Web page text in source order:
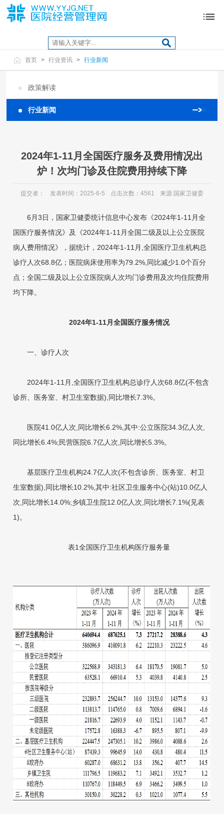
首页 > 行业资讯 > 行业新闻
政策解读
行业新闻
2024年1-11月全国医疗服务及费用情况出
炉！次均门诊及住院费用持续下降
提交者： 发表时间：2025-6-5 点击次数：4561 来源:国家卫健委
6月3日，国家卫健委统计信息中心发布《2024年1-11月全
国医疗服务情况》及《2024年1-11月全国二级及以上公立医院
病人费用情况》，据统计，2024年1-11月,全国医疗卫生机构总
诊疗人次68.8亿；医院病床使用率为79.2%,同比减少1.0个百分
点；全国二级及以上公立医院病人次均门诊费用及次均住院费用
均下降。
2024年1-11月全国医疗服务情况
一、诊疗人次
2024年1-11月,全国医疗卫生机构总诊疗人次68.8亿(不包含
诊所、医务室、村卫生室数据),同比增长7.3%。
医院41.0亿人次,同比增长6.2%,其中:公立医院34.3亿人次,
同比增长6.4%;民营医院6.7亿人次,同比增长5.3%。
基层医疗卫生机构24.7亿人次(不包含诊所、医务室、村卫
生室数据),同比增长10.2%,其中:社区卫生服务中心(站)10.0亿人
次,同比增长14.0%;乡镇卫生院12.0亿人次,同比增长7.1%(见表
1)。
表1全国医疗卫生机构医疗服务量